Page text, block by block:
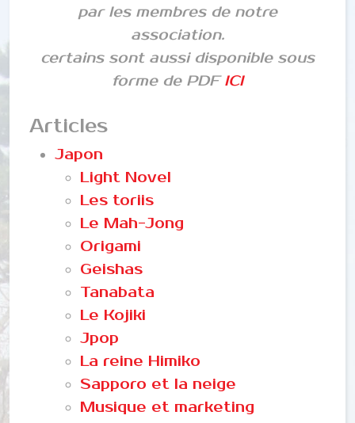
par les membres de notre
association.
certains sont aussi disponible sous
forme de PDFICI
Articles
Japon
Light Novel
Les toriis
Le Mah-Jong
Origami
Geishas
Tanabata
Le Kojiki
Jpop
La reine Himiko
Sapporo et la neige
Musique et marketing